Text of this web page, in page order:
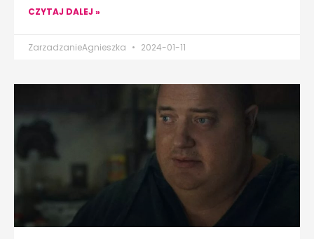
CZYTAJ DALEJ »
ZarzadzanieAgnieszka 2024-01-11